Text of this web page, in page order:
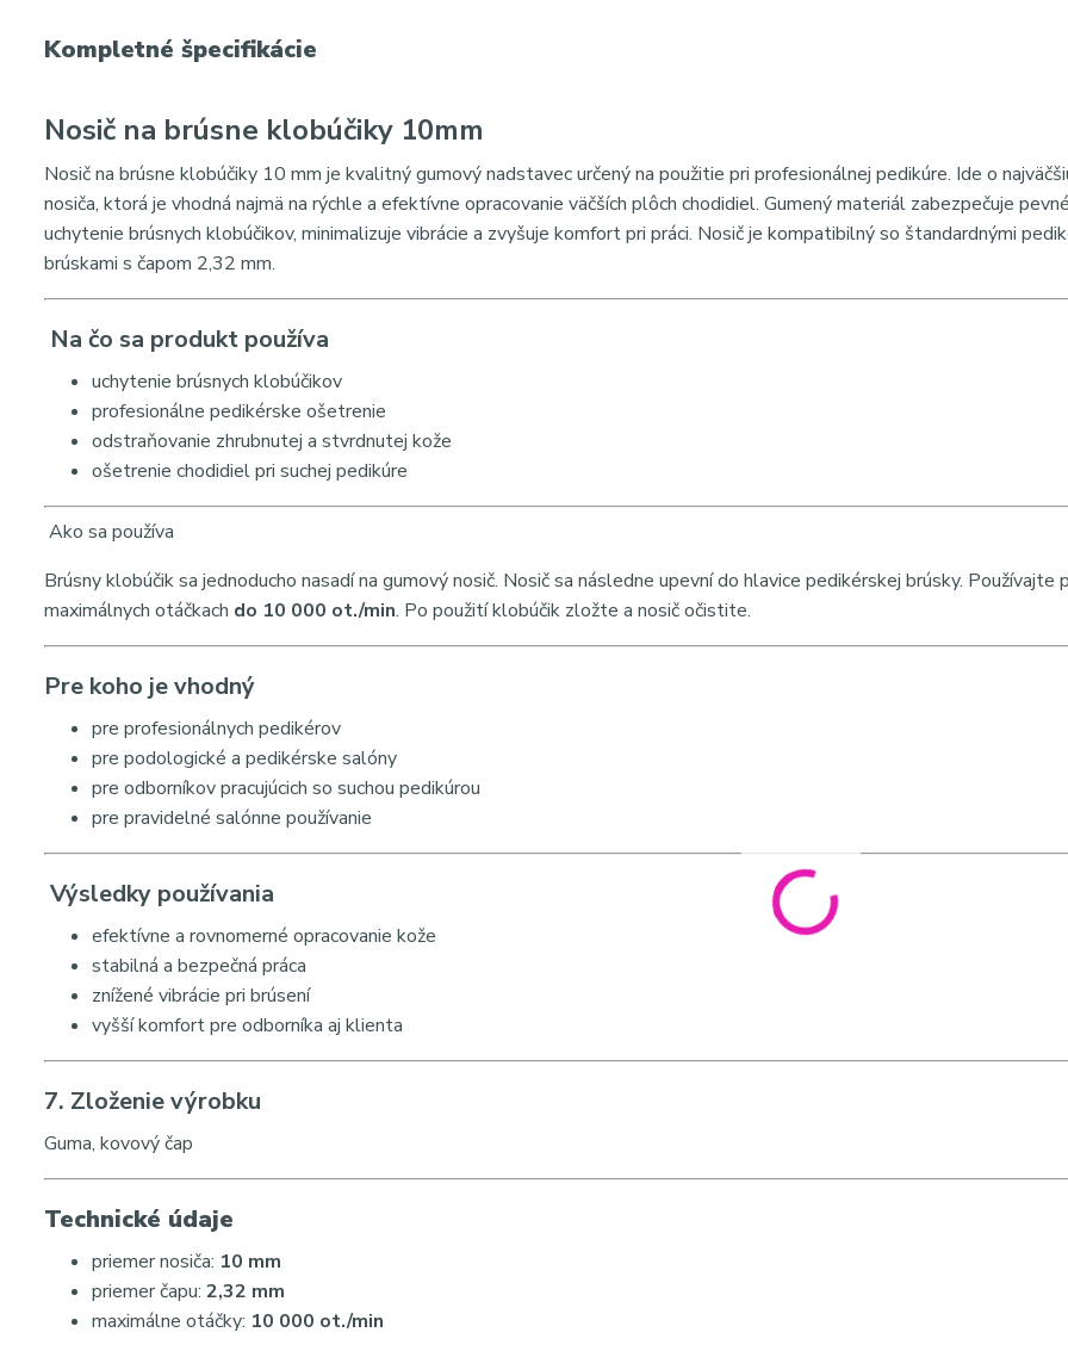
Kompletné špecifikácie
Nosič na brúsne klobúčiky 10mm
Nosič na brúsne klobúčiky 10 mm je kvalitný gumový nadstavec určený na použitie pri profesionálnej pedikúre. Ide o
nosiča, ktorá je vhodná najmä na rýchle a efektívne opracovanie väčších plôch chodidiel. Gumený materiál zabezpečuje
uchytenie brúsnych klobúčikov, minimalizuje vibrácie a zvyšuje komfort pri práci. Nosič je kompatibilný so štandardnými
brúskami s čapom 2,32 mm.
Na čo sa produkt používa
uchytenie brúsnych klobúčikov
profesionálne pedikérske ošetrenie
odstraňovanie zhrubnutej a stvrdnutej kože
ošetrenie chodidiel pri suchej pedikúre
Ako sa používa
Brúsny klobúčik sa jednoducho nasadí na gumový nosič. Nosič sa následne upevní do hlavice pedikérskej brúsky. Používajte
maximálnych otáčkach do 10 000 ot./min. Po použití klobúčik zložte a nosič očistite.
Pre koho je vhodný
pre profesionálnych pedikérov
pre podologické a pedikérske salóny
pre odborníkov pracujúcich so suchou pedikúrou
pre pravidelné salónne používanie
Výsledky používania
efektívne a rovnomerné opracovanie kože
stabilná a bezpečná práca
znížené vibrácie pri brúsení
vyšší komfort pre odborníka aj klienta
7. Zloženie výrobku
Guma, kovový čap
Technické údaje
priemer nosiča: 10 mm
priemer čapu: 2,32 mm
maximálne otáčky: 10 000 ot./min